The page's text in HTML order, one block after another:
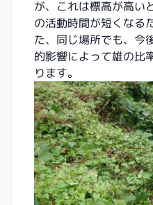
が、これは標高が高い
の活動時間が短くなる
た、同じ場所でも、今
的影響によって雄の比
ります。